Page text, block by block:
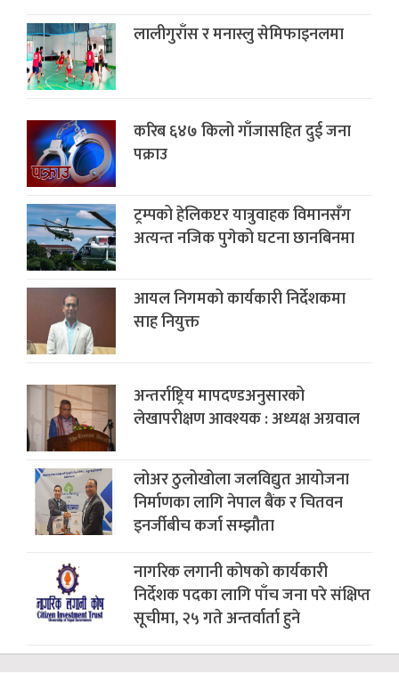
लालीगुराँस र मनास्लु सेमिफाइनलमा
करिब ६४७ किलो गाँजासहित दुई जना
पक्राउ
ट्रम्पको हेलिकप्टर यात्रुवाहक विमानसँग
अत्यन्त नजिक पुगेको घटना छानबिनमा
आयल निगमको कार्यकारी निर्देशकमा
साह नियुक्त
अन्तर्राष्ट्रिय मापदण्डअनुसारको
लेखापरीक्षण आवश्यक : अध्यक्ष अग्रवाल
लोअर ठुलोखोला जलविद्युत आयोजना
निर्माणका लागि नेपाल बैंक र चितवन
इनर्जीबीच कर्जा सम्झौता
नागरिक लगानी कोषको कार्यकारी
निर्देशक पदका लागि पाँच जना परे संक्षिप्त
सूचीमा, २५ गते अन्तर्वार्ता हुने